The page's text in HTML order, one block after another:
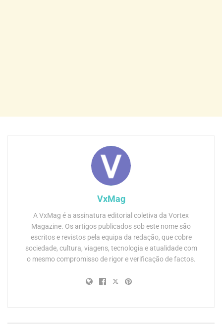
VxMag
A VxMag é a assinatura editorial coletiva da Vortex
Magazine. Os artigos publicados sob este nome são
escritos e revistos pela equipa da redação, que cobre
sociedade, cultura, viagens, tecnologia e atualidade com
o mesmo compromisso de rigor e verificação de factos.